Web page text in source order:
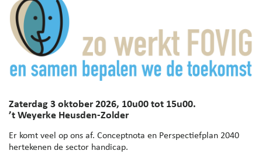
Zaterdag 3 oktober 2026, 10u00 tot 15u00.
’t Weyerke Heusden-Zolder
Er komt veel op ons af. Conceptnota en Perspectiefplan 2040
hertekenen de sector handicap.